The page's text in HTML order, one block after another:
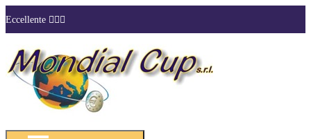
Eccellente